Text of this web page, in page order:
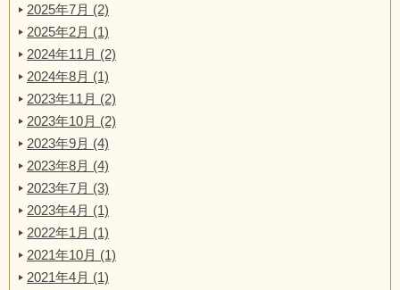
2025年7月 (2)
2025年2月 (1)
2024年11月 (2)
2024年8月 (1)
2023年11月 (2)
2023年10月 (2)
2023年9月 (4)
2023年8月 (4)
2023年7月 (3)
2023年4月 (1)
2022年1月 (1)
2021年10月 (1)
2021年4月 (1)